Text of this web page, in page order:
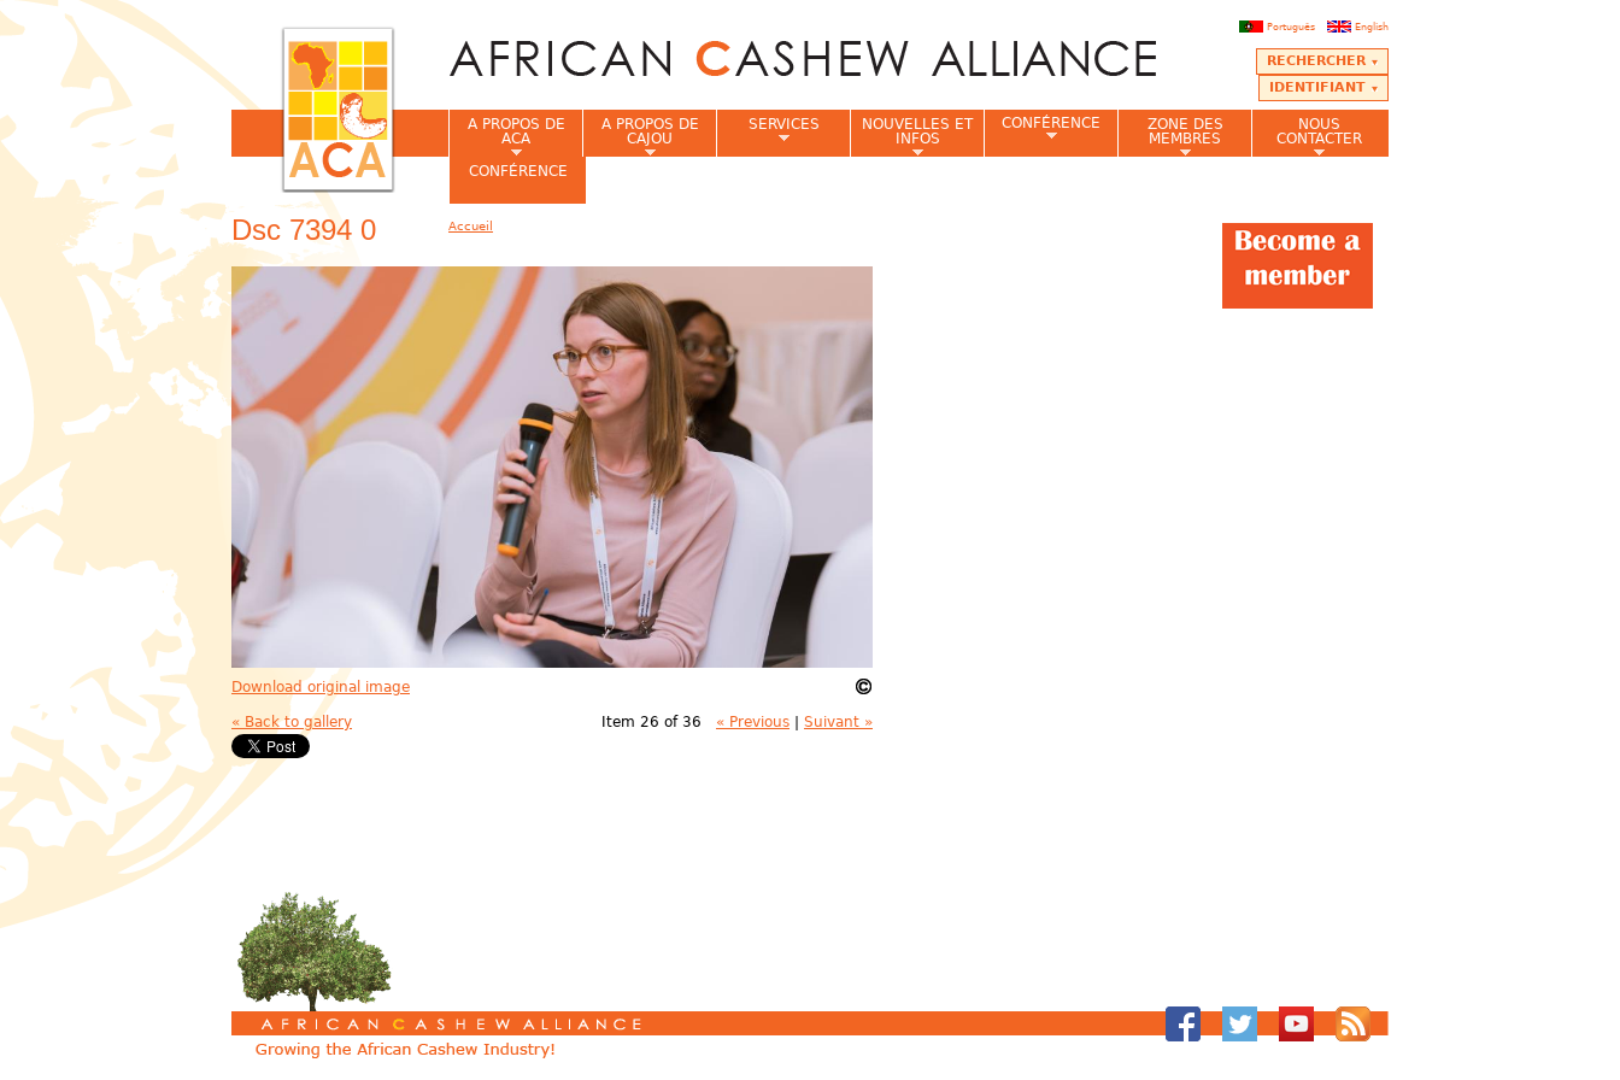
English
Português
RECHERCHER
IDENTIFIANT
Dsc 7394 0
Download original image
« Back to gallery Item 26 of 36 « Previous | Suivant »
A PROPOS DE
ACA
A PROPOS DE
CAJOU
SERVICES
NOUVELLES ET
INFOS
CONFÉRENCE
ZONE DES
MEMBRES
NOUS
CONTACTER
CONFÉRENCE
Accueil